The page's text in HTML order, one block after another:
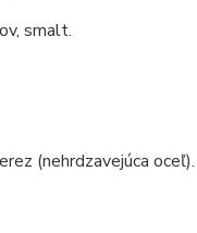
smalt.
(nehrdzavejúca oceľ).